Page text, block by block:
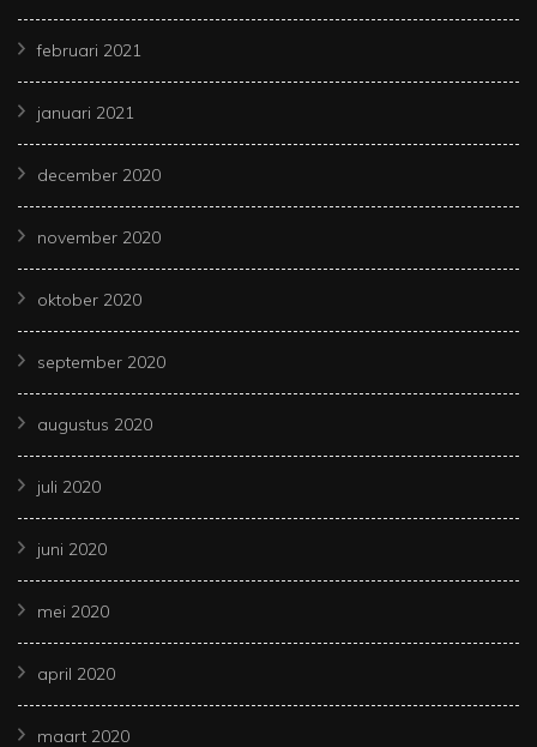
februari 2021
januari 2021
december 2020
november 2020
oktober 2020
september 2020
augustus 2020
juli 2020
juni 2020
mei 2020
april 2020
maart 2020